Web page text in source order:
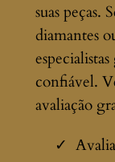
suas peças.
diamantes
confiável.
avaliação